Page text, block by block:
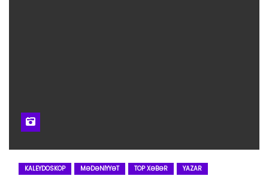
KALEYDOSKOP MƏDƏNIYYƏT TOP XƏBƏR YAZAR